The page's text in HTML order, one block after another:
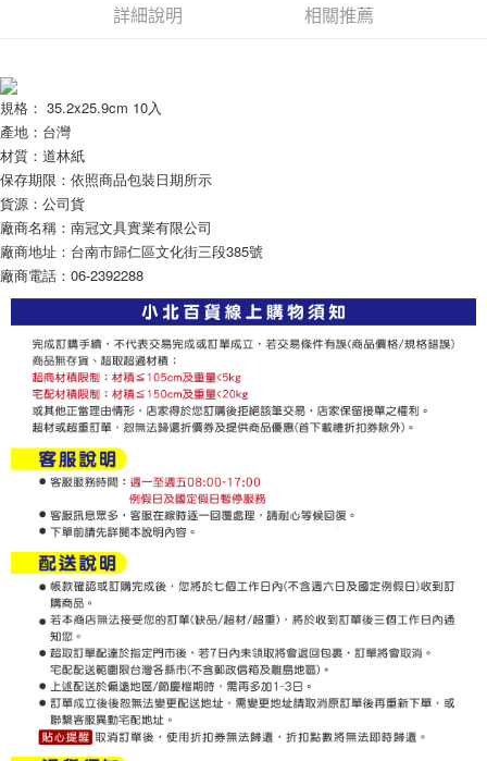
ATM／網路銀行／等多元方式進行付款，方視為交易完成。
是否繳費成功／繳費後需取消欲退款等相關疑問，請聯繫「AFTEE先享後付
客戶支援中心」
【注意事項】
１．透過由恩沛科技股份有限公司提供之「AFTEE先享後付」服務完成之交
易，需依本服務之必要範圍內提供個人資料，並將交易相關給付款項請求債
權轉讓予恩沛科技股份有限公司。
２．關於個人資料處理事宜，請瀏覽以下網址：
https://aftee.tw/terms/#terms3
「AFTEE先享後付」，若未經同意申辦者引起之損失，本公司不負相關責
４．使用「AFTEE先享後付」時，將依據個別帳號之用戶狀況，依本公司即
時審查核予不同之上限額度；若仍有額度不足之情形，本公司將視審查結果
請求用戶進行身份認證。
５．嚴禁一人註冊多個帳號或使用他人資訊註冊。若發現惡意使用之情形，
恩沛科技股份有限公司將有權停止該用戶之使用額度並採取法律行動。
每筆NT$60，滿NT$599(含以上)免運費
宅配
每筆NT$120，滿NT$899(含以上)免運費
詳細說明 相關推薦
規格： 35.2x25.9cm 10入
產地：台灣
材質：道林紙
保存期限：依照商品包裝日期所示
貨源：公司貨
廠商名稱：南冠文具實業有限公司
廠商地址：台南市歸仁區文化街三段385號
廠商電話：06-2392288